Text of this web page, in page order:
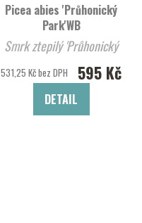
Picea abies 'Průhonický
Park'WB
Smrk ztepilý 'Průhonický
Park'WB
531,25 Kč bez DPH 595 Kč
DETAIL